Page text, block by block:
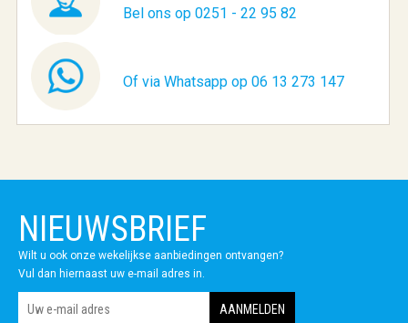
Bel ons op 0251 - 22 95 82
Of via Whatsapp op 06 13 273 147
NIEUWSBRIEF
Wilt u ook onze wekelijkse aanbiedingen ontvangen?
Vul dan hiernaast uw e-mail adres in.